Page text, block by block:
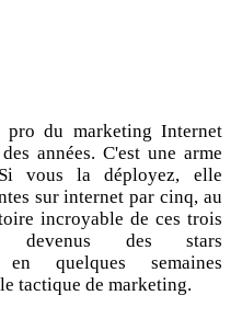
du marketing Internet
années. C'est une arme
vous la déployez, elle
sur internet par cinq, au
incroyable de ces trois
devenus des stars
quelques semaines
tactique de marketing.